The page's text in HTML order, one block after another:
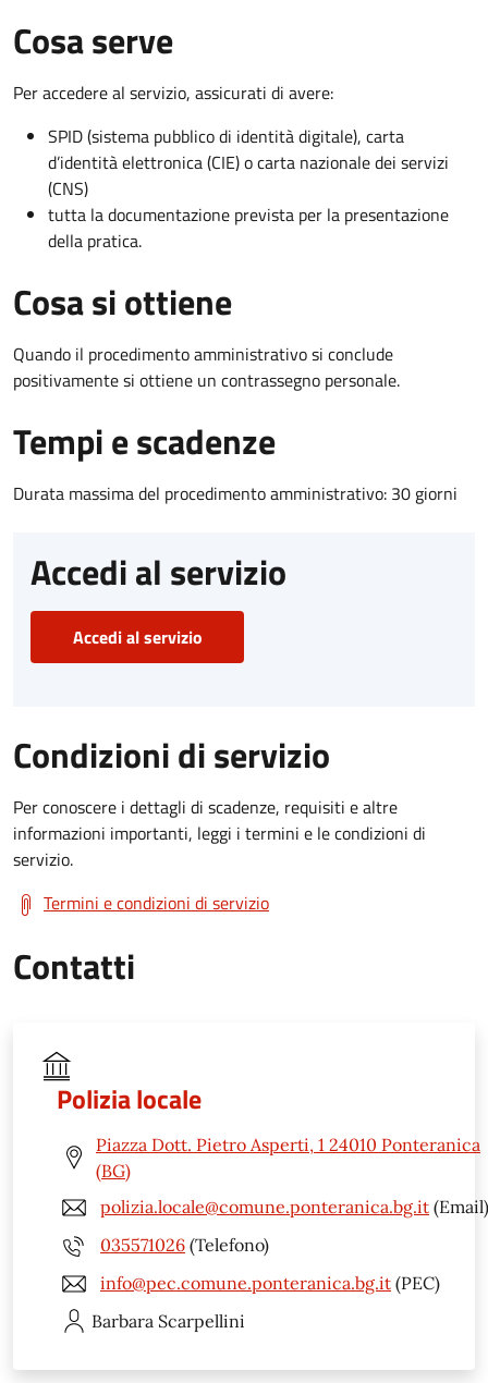
Cosa serve
Per accedere al servizio, assicurati di avere:
SPID (sistema pubblico di identità digitale), carta
d’identità elettronica (CIE) o carta nazionale dei servizi
(CNS)
tutta la documentazione prevista per la presentazione
della pratica.
Cosa si ottiene
Quando il procedimento amministrativo si conclude
positivamente si ottiene un contrassegno personale.
Tempi e scadenze
Durata massima del procedimento amministrativo: 30 giorni
Accedi al servizio
Accedi al servizio
Condizioni di servizio
Per conoscere i dettagli di scadenze, requisiti e altre
informazioni importanti, leggi i termini e le condizioni di
servizio.
Termini e condizioni di servizio
Contatti
Polizia locale
Piazza Dott. Pietro Asperti, 1 24010 Ponteranica
(BG)
polizia.locale@comune.ponteranica.bg.it (Email)
035571026 (Telefono)
info@pec.comune.ponteranica.bg.it (PEC)
Barbara Scarpellini